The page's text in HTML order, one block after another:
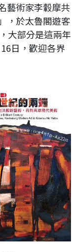
藝術家李轂摩共
，於太魯閣遊客
大部分是這兩年
日，歡迎各界